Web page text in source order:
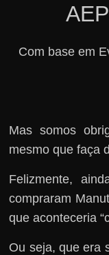
Com base em
Mas somos
mesmo que faça
Felizmente,
compraram
que aconteceria
Ou seja, que era